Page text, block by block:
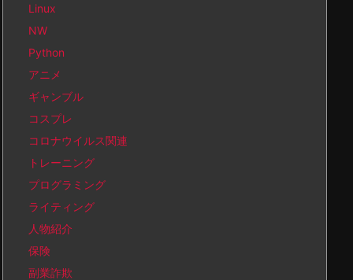
Linux
NW
Python
アニメ
ギャンブル
コスプレ
コロナウイルス関連
トレーニング
プログラミング
ライティング
人物紹介
保険
副業詐欺